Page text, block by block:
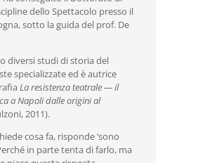
dello Spettacolo presso il
sotto la guida del prof. De
diversi studi di storia del
specializzate ed è autrice
La resistenza teatrale — il
a Napoli dalle origini al
2011).
cosa fa, risponde ‘sono
in parte tenta di farlo, ma